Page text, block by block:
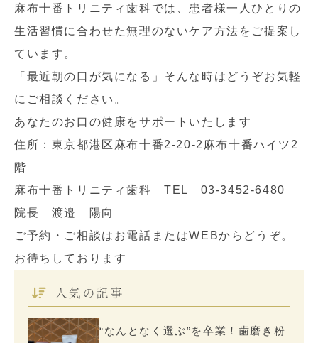
麻布十番トリニティ歯科では、患者様一人ひとりの
生活習慣に合わせた無理のないケア方法をご提案し
ています。
「最近朝の口が気になる」そんな時はどうぞお気軽
にご相談ください。
あなたのお口の健康をサポートいたします
住所：東京都港区麻布十番2-20-2麻布十番ハイツ2
階
麻布十番トリニティ歯科 TEL 03-3452-6480
院長 渡邉 陽向
ご予約・ご相談はお電話またはWEBからどうぞ。
お待ちしております
人気の記事
“なんとなく選ぶ”を卒業！歯磨き粉